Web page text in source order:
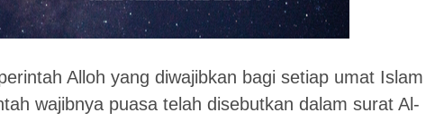
Alloh yang diwajibkan bagi setiap umat Islam
wajibnya puasa telah disebutkan dalam surat Al-